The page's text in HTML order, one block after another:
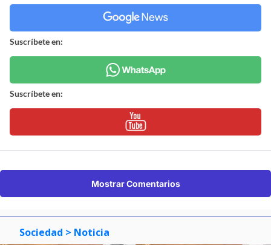
Suscríbete en:
Suscríbete en:
Mostrar Comentarios
Sociedad > Noticia